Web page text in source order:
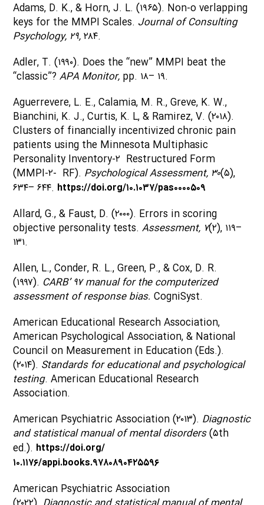
Adams, D. K., & Horn, J. L. (۱۹۶۵). Non-o verlapping
keys for the MMPI Scales. Journal of Consulting
Psychology, ۲۹,۲۸۴.
Adler, T. (۱۹۹۰). Does the “new” MMPI beat the
“classic”?APA Monitor, pp. ۱۸– ۱۹.
Aguerrevere, L. E., Calamia, M. R., Greve, K. W.,
Bianchini, K. J., Curtis, K. L, & Ramirez, V. (۲۰۱۸).
Clusters of financially incentivized chronic pain
patients using the Minnesota Multiphasic
Personality Inventory-۲ Restructured Form
(MMPI-۲- RF). Psychological Assessment, ۳۰(۵),
۶۳۴– ۶۴۴. https://doi.org/۱۰.۱۰۳۷/pas۰۰۰۰۵۰۹
Allard, G., & Faust, D. (۲۰۰۰). Errors in scoring
objective personality tests.Assessment, ۷(۲), ۱۱۹–
۱۳۱.
Allen, L., Conder, R. L., Green, P., & Cox, D. R.
(۱۹۹۷). CARB’ ۹۷ manual for the computerized
assessment of response bias. CogniSyst.
American Educational Research Association,
American Psychological Association, & National
Council on Measurement in Education (Eds.).
(۲۰۱۴). Standards for educational and psychological
testing. American Educational Research
Association.
American Psychiatric Association (۲۰۱۳). Diagnostic
and statistical manual of mental disorders(۵th
ed.). https://doi.org/
۱۰.۱۱۷۶/appi.books.۹۷۸۰۸۹۰۴۲۵۵۹۶
American Psychiatric Association